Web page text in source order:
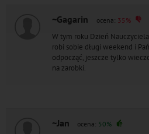
~Gagarin ocena: 35%
W tym roku Dzień
robi sobie długi weekend i
odpocząć, jeszcze tylko
na zarobki.
~Jan ocena: 50%